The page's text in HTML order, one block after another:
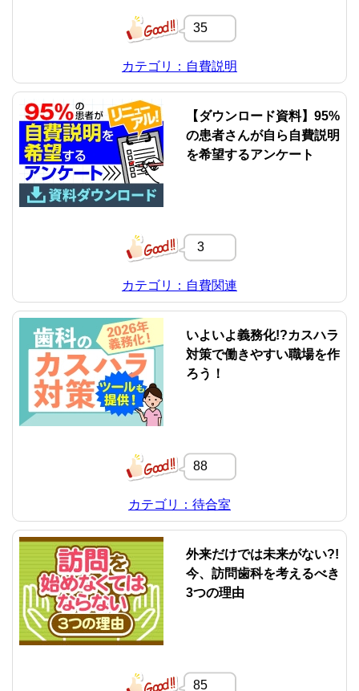
35
カテゴリ：自費説明
【ダウンロード資料】95%
の患者さんが自ら自費説明
を希望するアンケート
3
カテゴリ：自費関連
いよいよ義務化!?カスハラ
対策で働きやすい職場を作
ろう！
88
カテゴリ：待合室
外来だけでは未来がない?!
今、訪問歯科を考えるべき
3つの理由
85